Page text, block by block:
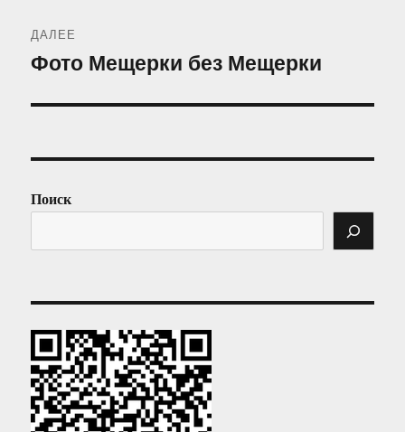
ДАЛЕЕ
Следующая
Фото Мещерки без Мещерки
Поиск